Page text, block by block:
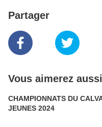
Partager
Vous aimerez aussi
CHAMPIONNATS DU
JEUNES 2024